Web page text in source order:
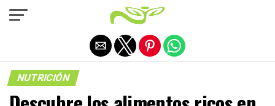
NUTRICIÓN
Salir de la versión móvil